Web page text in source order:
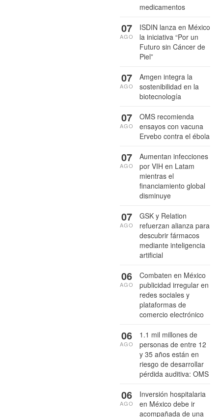
medicamentos
ISDIN lanza en México
la iniciativa “Por un
Futuro sin Cáncer de
Piel”
07
AGO
Amgen integra la
sostenibilidad en la
biotecnología
07
AGO
OMS recomienda
ensayos con vacuna
Ervebo contra el ébola
07
AGO
Aumentan infecciones
por VIH en Latam
mientras el
financiamiento global
disminuye
07
AGO
GSK y Relation
refuerzan alianza para
descubrir fármacos
mediante inteligencia
artificial
07
AGO
Combaten en México
publicidad irregular en
redes sociales y
plataformas de
comercio electrónico
06
AGO
1.1 mil millones de
personas de entre 12
y 35 años están en
riesgo de desarrollar
pérdida auditiva: OMS
06
AGO
Inversión hospitalaria
en México debe ir
acompañada de una
06
AGO